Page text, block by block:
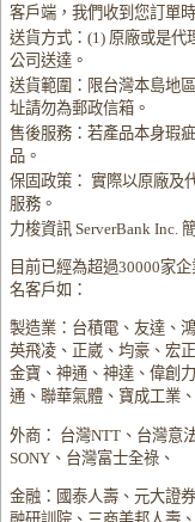
客戶端，我們收到您訂單
送貨方式：(1) 原廠或是代
公司送達。
送貨範圍：限台灣本島地
址請勿為郵政信箱。
售後服務：若產品本身瑕
品。
保固政策： 實際以原廠及
服務。
力梭資訊 ServerBank Inc.
目前已經為超過30000家
名客戶如：
製造業：台積電、友達、
英飛凌、正崴、均豪、宏
金寶、神通、神達、偉創
通、聯華氣體、寶成工業
外商： 台灣NTT、台灣意
SONY、台灣富士全祿、
金融：國泰人壽、元大證